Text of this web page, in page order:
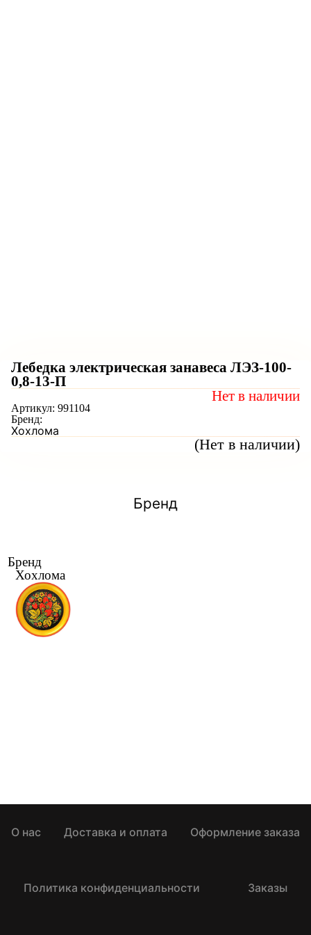
Лебедка электрическая занавеса ЛЭЗ-100-
0,8-13-П
(Нет в наличии)
Нет в наличии
Артикул: 991104
Бренд:
Хохлома
Бренд
Бренд
Хохлома
О нас Доставка и оплата Оформление заказа
Политика конфиденциальности Заказы